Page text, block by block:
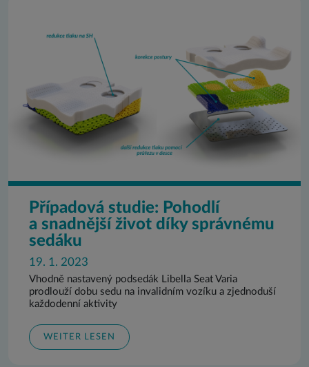
Případová studie: Pohodlí
a snadnější život díky správnému
sedáku
19. 1. 2023
Vhodně nastavený podsedák Libella Seat Varia
prodlouží dobu sedu na invalidním vozíku a zjednoduší
každodenní aktivity
WEITER LESEN